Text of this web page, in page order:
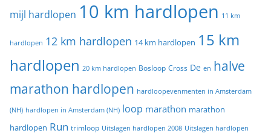
mijl hardlopen 10 km hardlopen 11 km
hardlopen 12 km hardlopen 14 km hardlopen 15 km
hardlopen 20 km hardlopen Bosloop Cross De en halve
marathon hardlopen hardloopevenmenten in Amsterdam
(NH) hardlopen in Amsterdam (NH) loop marathon marathon
hardlopen Run trimloop Uitslagen hardlopen 2008 Uitslagen hardlopen